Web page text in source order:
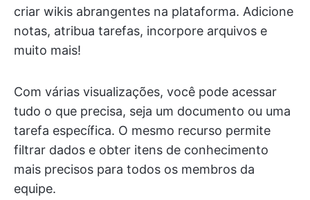
criar wikis abrangentes na plataforma. Adicione
notas, atribua tarefas, incorpore arquivos e
muito mais!
Com várias visualizações, você pode acessar
tudo o que precisa, seja um documento ou uma
tarefa específica. O mesmo recurso permite
filtrar dados e obter itens de conhecimento
mais precisos para todos os membros da
equipe.